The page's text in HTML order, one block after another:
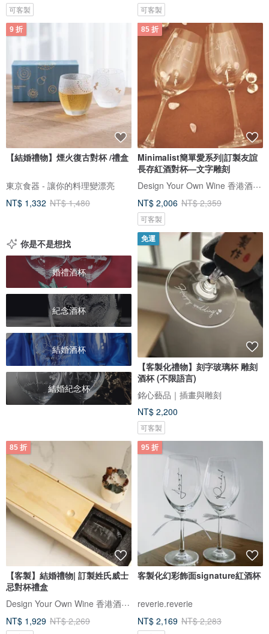
可客製 可客製
9 折
【結婚禮物】煙火復古對杯 /禮盒
東京食器 - 讓你的料理變漂亮
NT$ 1,332 NT$ 1,480
85 折
Minimalist簡單愛系列|訂製友誼
長存紅酒對杯—文字雕刻
Design Your Own Wine 香港酒瓶雕刻禮品專門店
NT$ 2,006 NT$ 2,359
可客製
你是不是想找
婚禮酒杯
紀念酒杯
結婚酒杯
結婚紀念杯
免運
【客製化禮物】刻字玻璃杯 雕刻
酒杯 (不限語言)
銘心藝品｜插畫與雕刻
NT$ 2,200
可客製
85 折
【客製】結婚禮物| 訂製姓氏威士
忌對杯禮盒
Design Your Own Wine 香港酒瓶雕刻禮品專門店
NT$ 1,929 NT$ 2,269
95 折
客製化幻彩飾面signature紅酒杯
reverie.reverie
NT$ 2,169 NT$ 2,283